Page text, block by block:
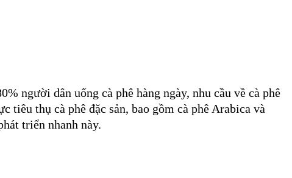
người dân uống cà phê hàng ngày, nhu cầu về cà phê
tiêu thụ cà phê đặc sản, bao gồm cà phê Arabica và
triển nhanh này.